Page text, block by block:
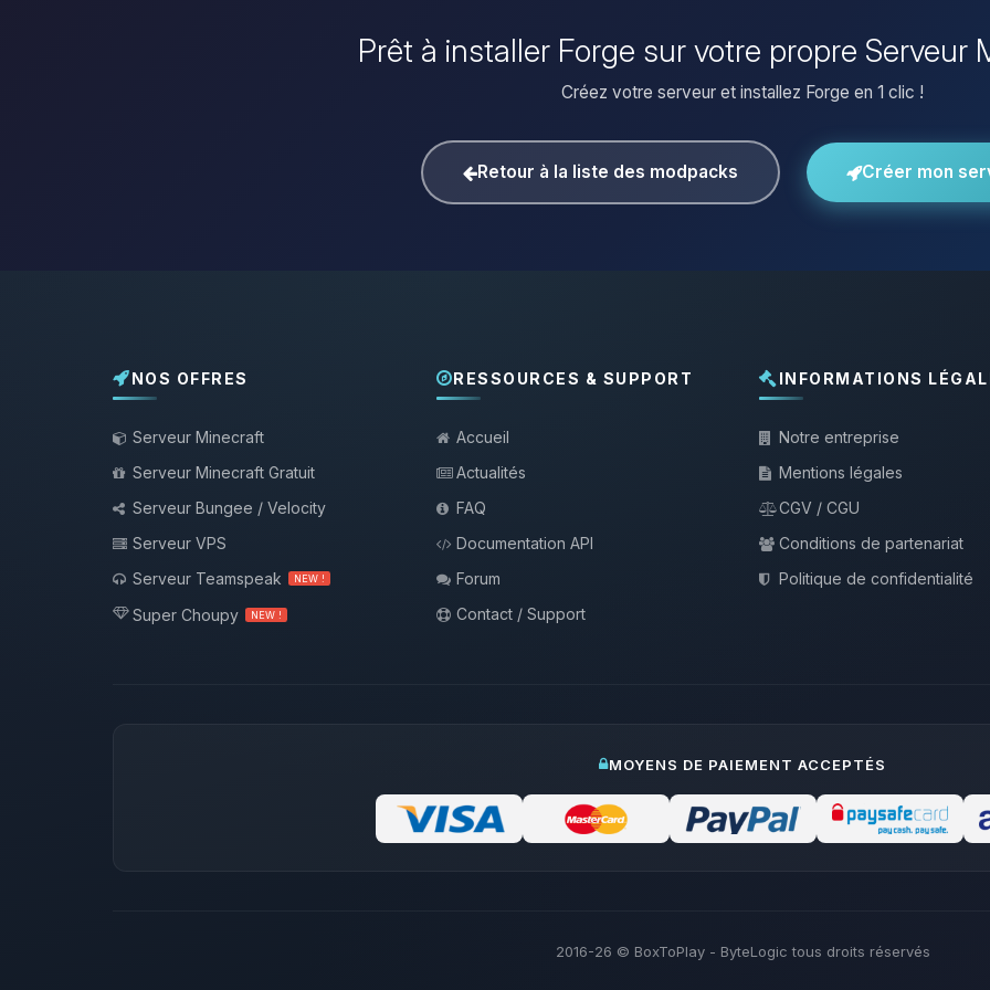
Prêt à installer Forge sur votre propre Serveur
Créez votre serveur et installez Forge en 1 clic !
Retour à la liste des modpacks Créer mon
NOS OFFRES
Serveur Minecraft
Serveur Minecraft Gratuit
Serveur Bungee / Velocity
Serveur VPS
Serveur Teamspeak
NEW !
Super Choupy NEW !
RESSOURCES & SUPPORT
Accueil
Actualités
FAQ
Documentation API
Forum
Contact / Support
INFORMATIONS
Notre entreprise
Mentions légales
CGV / CGU
Conditions de partenariat
Politique de confidentialité
MOYENS DE PAIEMENT ACCEPTÉS
2016-26 © BoxToPlay - ByteLogic tous droits réservés